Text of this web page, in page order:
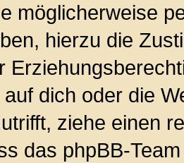
möglicherweise
hierzu die
dich oder die
ziehe einen
das phpBB-